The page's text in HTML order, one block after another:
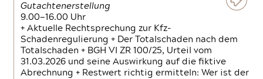
Gutachtenerstellung
9.00—16.00 Uhr
+ Aktuelle Rechtsprechung zur Kfz-
Schadenregulierung + Der Totalschaden nach dem
Totalschaden + BGH VI ZR 100/25, Urteil vom
31.03.2026 und seine Auswirkung auf die fiktive
Abrechnung + Restwert richtig ermitteln: Wer ist der